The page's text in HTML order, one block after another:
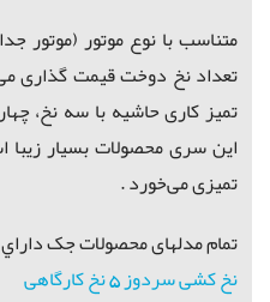
متناسب با نوع موتور (موتور
تعداد نخ دوخت قیمت گذاری
تمیز کاری حاشیه با سه نخ،
این سری محصولات بسیار
تمیزی می‌خورد .
تمام مدلهای محصولات جک
نخ کشی سردوز 5 نخ کارگاهی